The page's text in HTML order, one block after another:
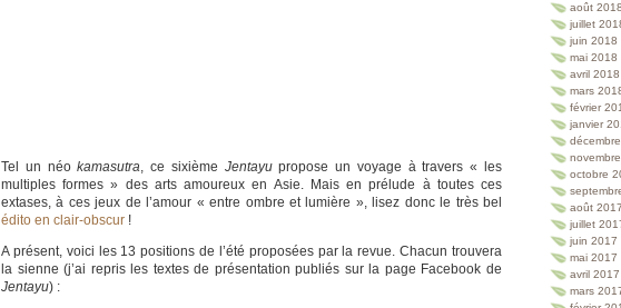
Tel un néokamasutra, ce sixième Jentayupropose un voyage à travers « les
multiples formes » des arts amoureux en Asie. Mais en prélude à toutes ces
extases, à ces jeux de l’amour « entre ombre et lumière », lisez donc le très bel
édito en clair-obscur !
A présent, voici les 13 positions de l’été proposées par la revue. Chacun trouvera
la sienne (j’ai repris les textes de présentation publiés sur la page Facebook de
Jentayu) :
août 2018
juillet
juin 2018
mai 2018
avril 2018
mars
février
janvier
octobre
août 2017
juillet
juin 2017
mai 2017
avril 2017
mars